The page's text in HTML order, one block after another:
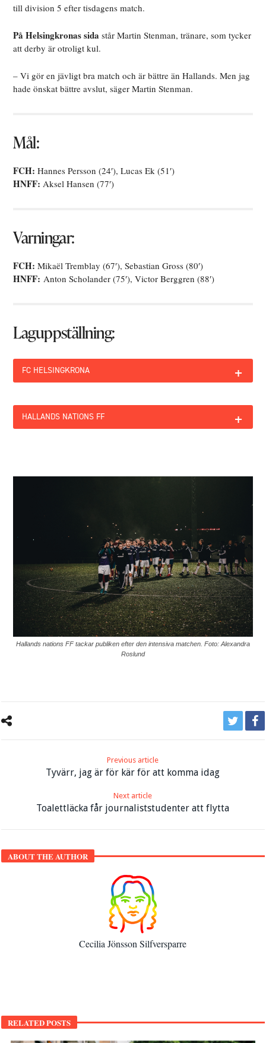
till division 5 efter tisdagens match.
På Helsingkronas sida står Martin Stenman, tränare, som tycker
att derby är otroligt kul.
– Vi gör en jävligt bra match och är bättre än Hallands. Men jag
hade önskat bättre avslut, säger Martin Stenman.
Mål:
FCH:Hannes Persson (24′),Lucas Ek (51′)
HNFF:Aksel Hansen (77′)
Varningar:
FCH:Mikaël Tremblay (67′), Sebastian Gross (80′)
HNFF:Anton Scholander (75′), Victor Berggren (88′)
Laguppställning:
FC HELSINGKRONA +
HALLANDS NATIONS FF +
Hallands nations FF tackar publiken efter den intensiva matchen. Foto: Alexandra
Roslund
Previous article
Tyvärr, jag är för kär för att komma idag
Next article
Toalettläcka får journaliststudenter att flytta
ABOUT THE AUTHOR
Cecilia Jönsson Silfversparre
RELATED POSTS